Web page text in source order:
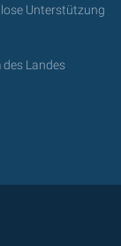
Unterstützung
Landes